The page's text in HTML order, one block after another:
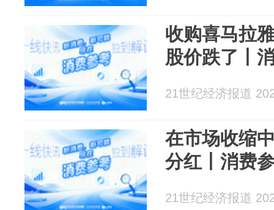
收购喜马拉
股价跌了丨
21世纪经济报道
在市场收缩
分红丨消费
21世纪经济报道